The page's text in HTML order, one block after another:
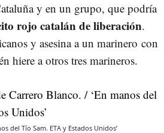
y en un grupo, que podría
rojo catalán de liberación.
y asesina a un marinero con
hiere a otros tres marineros.
del Tío Sam. ETA y Estados Unidos’